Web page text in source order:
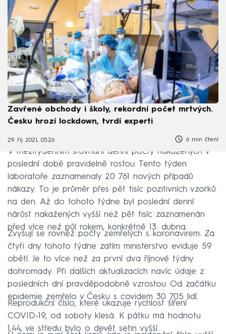
Zavřené obchody i školy, rekordní počet mrtvých.
Česku hrozí lockdown, tvrdí experti
29. říj 2021, 05:26 6 min čtení
V mezitýdenním srovnání denní počty nakažených v
poslední době pravidelně rostou. Tento týden
laboratoře zaznamenaly 20 761 nových případů
nákazy. To je průměr přes pět tisíc pozitivních vzorků
na den. Až do tohoto týdne byl poslední denní
nárůst nakažených vyšší než pět tisíc zaznamenán
před více než půl rokem, konkrétně 13. dubna.
Zvyšují se rovněž počty zemřelých s koronavirem. Za
čtyři dny tohoto týdne zatím ministerstvo eviduje 59
obětí. Je to více než za první dva říjnové týdny
dohromady. Při dalších aktualizacích navíc údaje z
posledních dní pravděpodobně vzrostou. Od začátku
epidemie zemřelo v Česku s covidem 30 705 lidí.
Reprodukční číslo, které ukazuje rychlost šíření
COVID-19, od soboty klesá. K pátku má hodnotu
1,44, ve středu bylo o devět setin vyšší.